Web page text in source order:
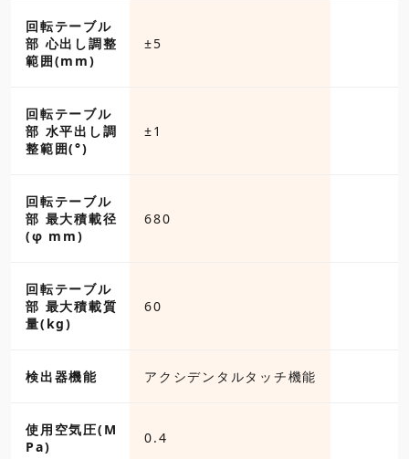
回転テーブル
部 心出し調整
範囲(mm)
±5
回転テーブル
部 水平出し調
整範囲(°)
±1
回転テーブル
部 最大積載径
(φ mm)
680
回転テーブル
部 最大積載質
量(kg)
60
検出器機能 アクシデンタルタッチ機能
使用空気圧(M
Pa)
0.4